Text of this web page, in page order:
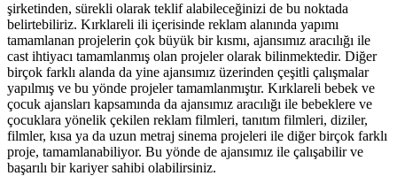
şirketinden, sürekli olarak teklif alabileceğinizi de bu noktada
belirtebiliriz. Kırklareli ili içerisinde reklam alanında yapımı
tamamlanan projelerin çok büyük bir kısmı, ajansımız aracılığı ile
cast ihtiyacı tamamlanmış olan projeler olarak bilinmektedir. Diğer
birçok farklı alanda da yine ajansımız üzerinden çeşitli çalışmalar
yapılmış ve bu yönde projeler tamamlanmıştır. Kırklareli bebek ve
çocuk ajansları kapsamında da ajansımız aracılığı ile bebeklere ve
çocuklara yönelik çekilen reklam filmleri, tanıtım filmleri, diziler,
filmler, kısa ya da uzun metraj sinema projeleri ile diğer birçok farklı
proje, tamamlanabiliyor. Bu yönde de ajansımız ile çalışabilir ve
başarılı bir kariyer sahibi olabilirsiniz.